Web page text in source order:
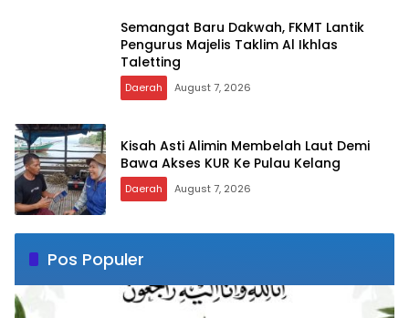
Semangat Baru Dakwah, FKMT Lantik
Pengurus Majelis Taklim Al Ikhlas
Taletting
Daerah August 7, 2026
Kisah Asti Alimin Membelah Laut Demi
Bawa Akses KUR Ke Pulau Kelang
Daerah August 7, 2026
Pos Populer